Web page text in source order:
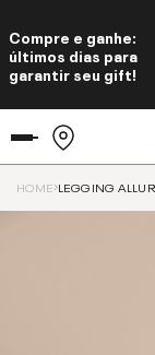
Compre e ganhe:
últimos dias para
garantir seu gift!
HOME LEGGING